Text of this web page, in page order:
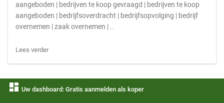
aangeboden | bedrijven te koop gevraagd | bedrijven te koop
aangeboden | bedrijfsoverdracht | bedrijfsopvolging | bedrijf
overnemen | zaak overnemen | ..
Lees verder
dashboard Uw dashboard: Gratis aanmelden als koper